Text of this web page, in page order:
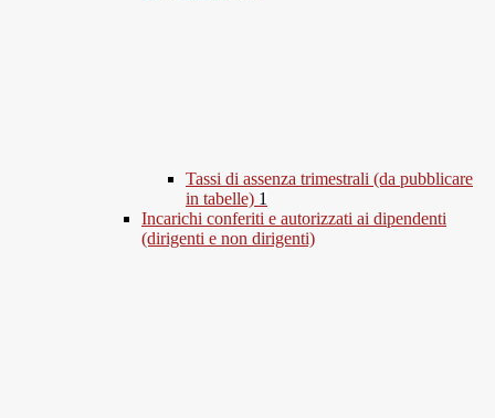
Tassi di assenza trimestrali (da pubblicare
in tabelle) 1
Incarichi conferiti e autorizzati ai dipendenti
(dirigenti e non dirigenti)